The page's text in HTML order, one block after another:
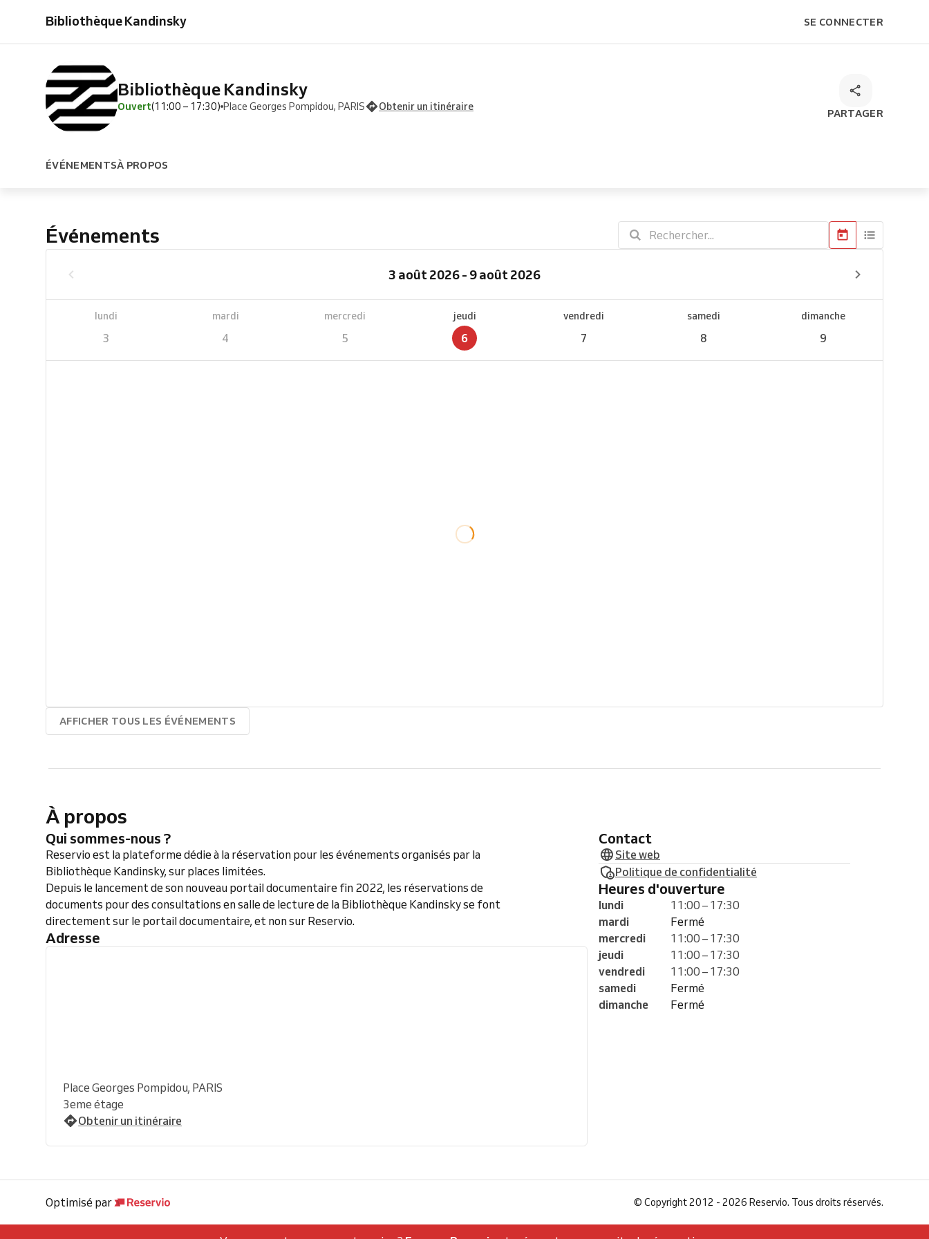
Bibliothèque Kandinsky SE CONNECTER
Bibliothèque Kandinsky
Ouvert(11:00 – 17:30) Place Georges Pompidou, PARIS Obtenir un itinéraire
PARTAGER
ÉVÉNEMENTSÀ PROPOS
Événements
3 août 2026 - 9 août 2026
lundi
3
mardi
4
mercredi
5
jeudi
6
vendredi
7
samedi
8
dimanche
9
AFFICHER TOUS LES ÉVÉNEMENTS
À propos
Qui sommes-nous ?
Reservio est la plateforme dédie à la réservation pour les événements organisés par la
Bibliothèque Kandinsky, sur places limitées.
Depuis le lancement de son nouveau portail documentaire fin 2022, les réservations de
documents pour des consultations en salle de lecture de la Bibliothèque Kandinsky se font
directement sur le portail documentaire, et non sur Reservio.
Adresse
Place Georges Pompidou, PARIS
3eme étage
Obtenir un itinéraire
Contact
Site web
Politique de confidentialité
Heures d'ouverture
lundi
11:00 – 17:30
mardi
Fermé
mercredi
11:00 – 17:30
jeudi
11:00 – 17:30
vendredi
11:00 – 17:30
samedi
Fermé
dimanche
Fermé
Optimisé par © Copyright 2012 - 2026 Reservio. Tous droits réservés.